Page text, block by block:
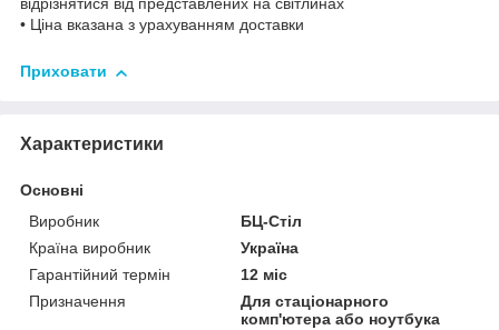
відрізнятися від представлених на світлинах
• Ціна вказана з урахуванням доставки
Приховати
Характеристики
Основні
Виробник
БЦ-Стіл
Країна виробник
Україна
Гарантійний термін
12 міс
Призначення
Для стаціонарного
комп'ютера або ноутбука